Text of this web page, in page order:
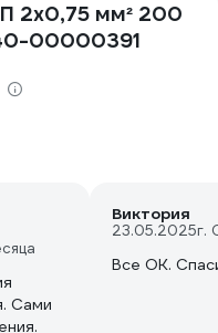
2х0,75 мм² 200
00000391
Сами
Виктория
23.05.2025г.
Все ОК.